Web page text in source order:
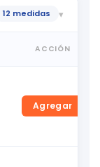
12 medidas ▾
ACCIÓN
Agregar